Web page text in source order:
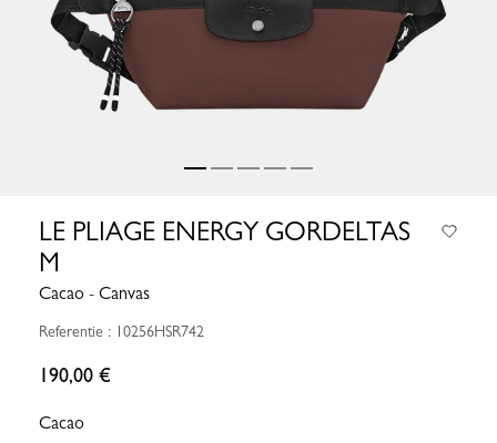
LE PLIAGE ENERGY GORDELTAS
M
Cacao - Canvas
Referentie : 10256HSR742
190,00 €
Cacao